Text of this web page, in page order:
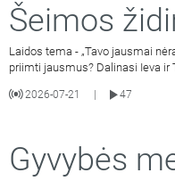
Šeimos
Laidos tema - „Tavo jausmai
priimti jausmus? Dalinasi Ieva ir
2026-07-21
47
Gyvybės